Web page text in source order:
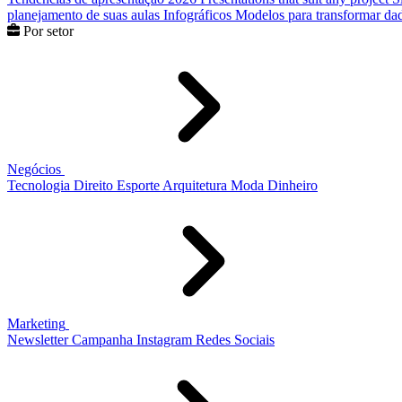
planejamento de suas aulas Infográficos Modelos para transformar
Por setor
Negócios
Tecnologia Direito Esporte Arquitetura Moda Dinheiro
Marketing
Newsletter Campanha Instagram Redes Sociais